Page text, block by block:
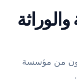
من مؤسسة